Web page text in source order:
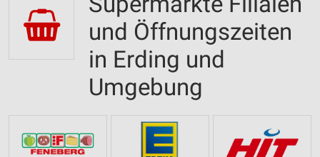
und Öffnungszeiten
in Erding und
Umgebung